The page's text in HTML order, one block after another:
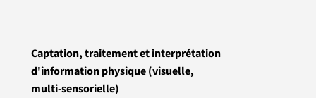
Captation, traitement et interprétation
d'information physique (visuelle,
multi-sensorielle)